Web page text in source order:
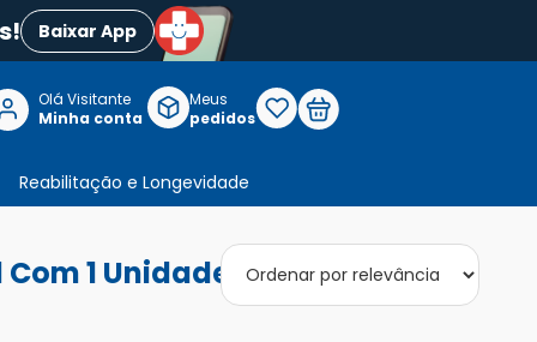
Baixar App
Olá Visitante
Minha conta
Meus
pedidos
Reabilitação e Longevidade
1 Unidade 24685"